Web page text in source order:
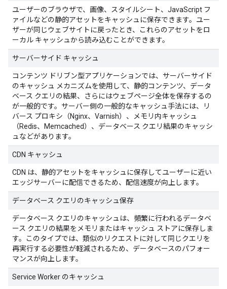
ユーザーのブラウザで、画像、スタイルシート、JavaScript フ
ァイルなどの静的アセットをキャッシュに保存できます。ユー
ザーが同じウェブサイトに戻ったとき、これらのアセットをロ
ーカル キャッシュから読み込むことができます。
サーバーサイド キャッシュ
コンテンツ ドリブン型アプリケーションでは、サーバーサイド
のキャッシュ メカニズムを使用して、静的コンテンツ、データ
ベース クエリの結果、さらにはウェブページ全体を保存するの
が一般的です。サーバー側の一般的なキャッシュ手法には、リ
バース プロキシ（Nginx、Varnish）、メモリ内キャッシュ
（Redis、Memcached）、データベース クエリ結果のキャッシ
ュなどがあります。
CDN キャッシュ
CDN は、静的アセットをキャッシュに保存してユーザーに近い
エッジサーバーに配信できるため、配信速度が向上します。
データベース クエリのキャッシュ保存
データベース クエリのキャッシュは、頻繁に行われるデータベ
ース クエリの結果をメモリまたはキャッシュ ストアに保存しま
す。このタイプでは、類似のリクエストに対して同じクエリを
再実行する必要性が軽減されるため、データベースのパフォー
マンスが向上します。
Service Worker のキャッシュ